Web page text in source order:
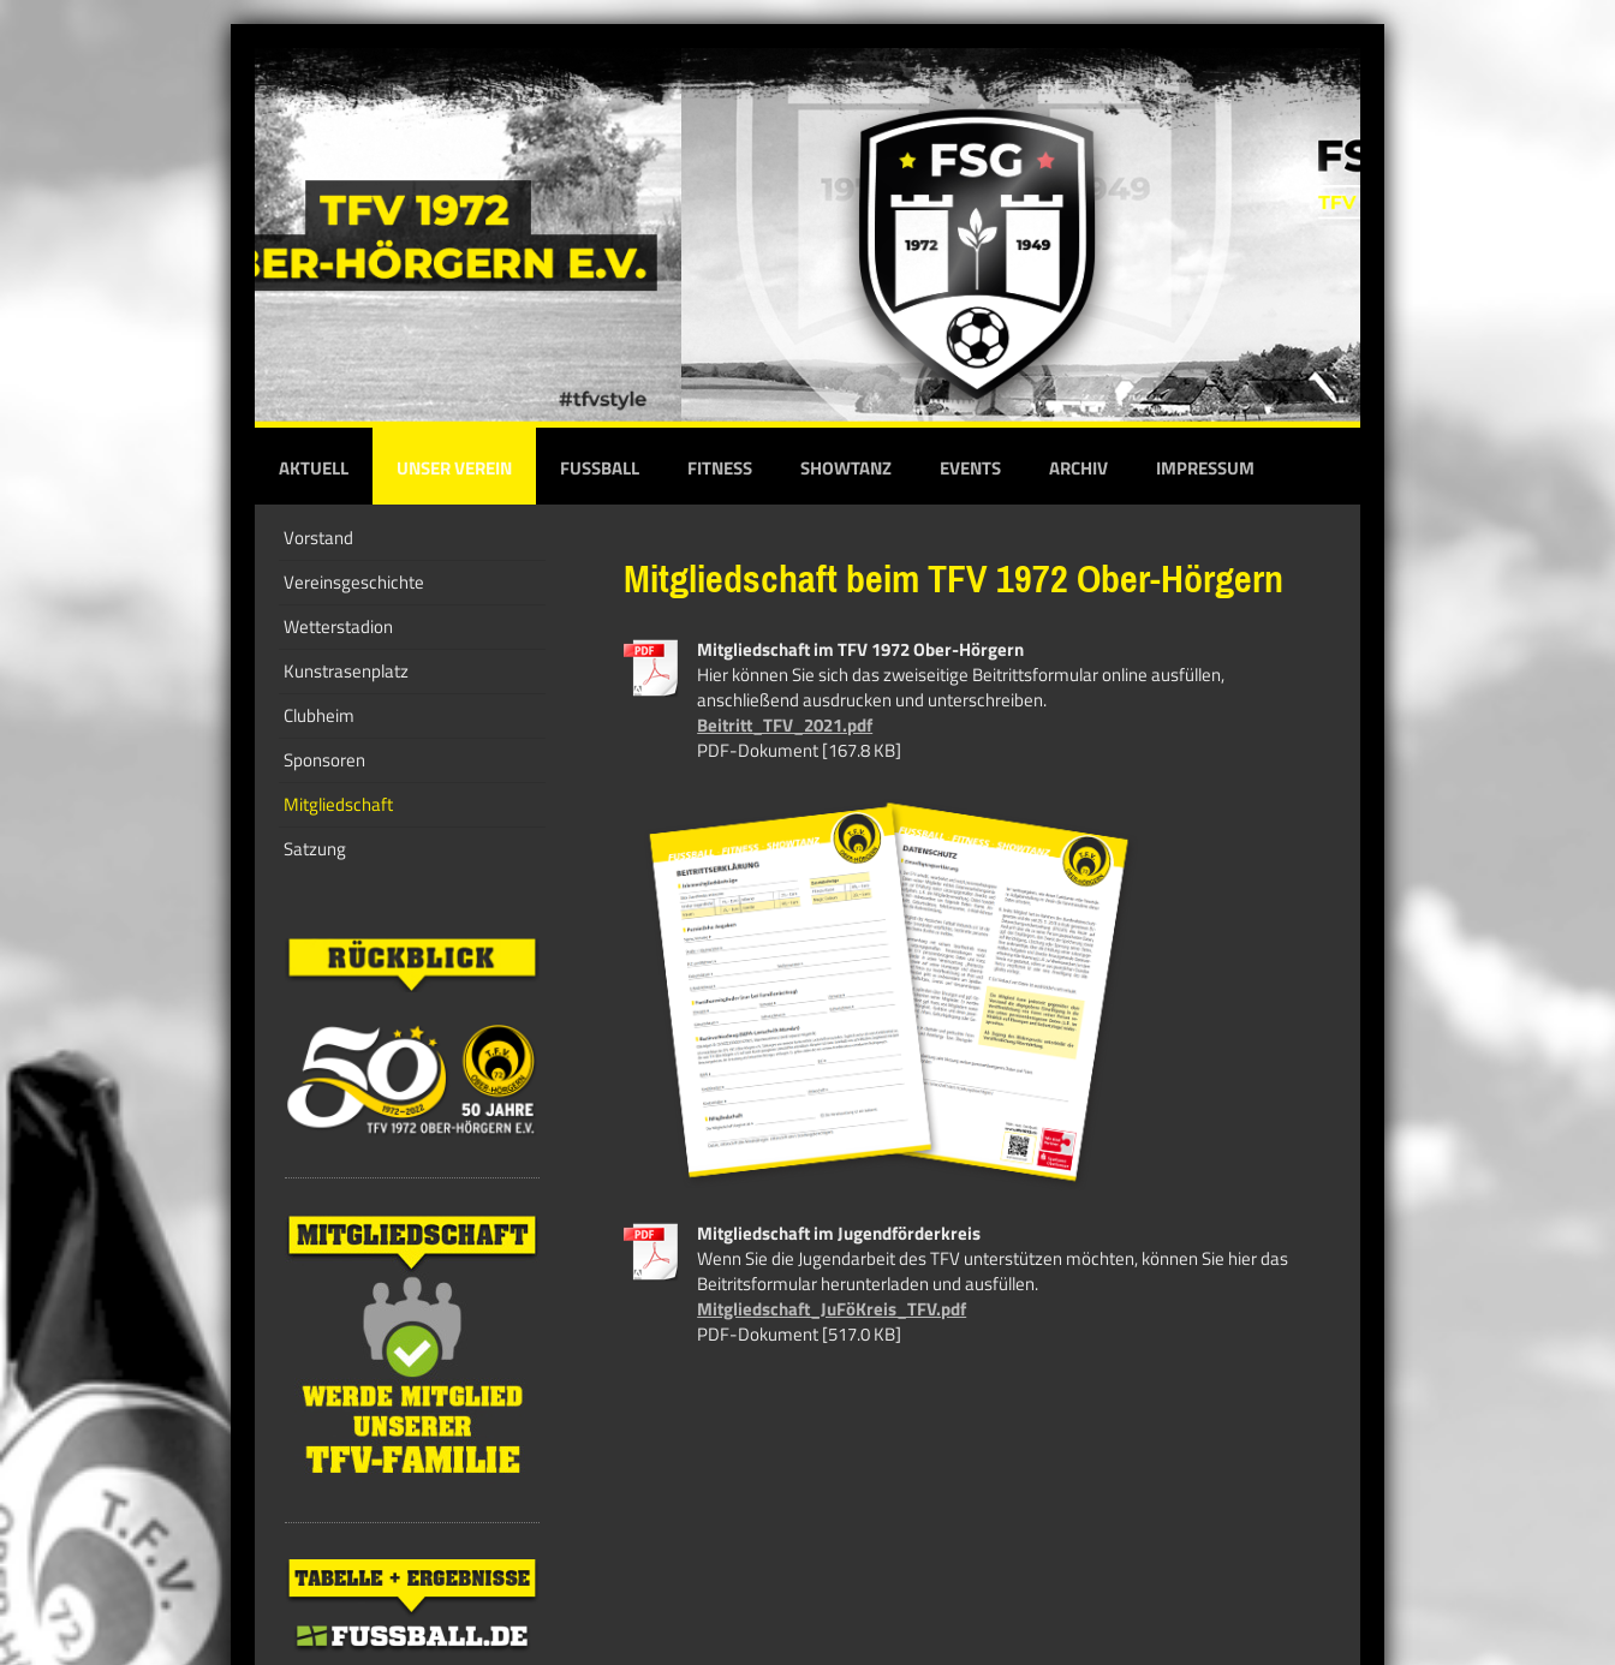
AKTUELL UNSER VEREIN FUSSBALL FITNESS SHOWTANZ EVENTS ARCHIV IMPRESSUM
Mitgliedschaft beim TFV 1972 Ober-Hörgern
Mitgliedschaft im TFV 1972 Ober-Hörgern
Hier können Sie sich das zweiseitige Beitrittsformular online ausfüllen,
anschließend ausdrucken und unterschreiben.
Beitritt_TFV_2021.pdf
PDF-Dokument [167.8 KB]
Mitgliedschaft im Jugendförderkreis
Wenn Sie die Jugendarbeit des TFV unterstützen möchten, können Sie hier das
Beitritsformular herunterladen und ausfüllen.
Mitgliedschaft_JuFöKreis_TFV.pdf
PDF-Dokument [517.0 KB]
Vorstand
Vereinsgeschichte
Wetterstadion
Kunstrasenplatz
Clubheim
Sponsoren
Mitgliedschaft
Satzung